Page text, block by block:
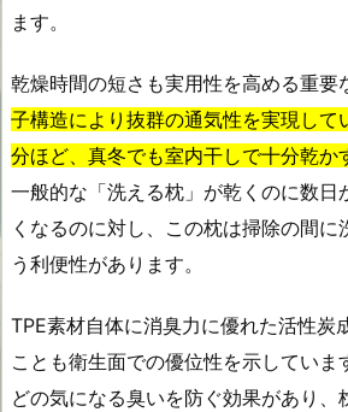
ます。
乾燥時間の短さも実用性を高める重要
子構造により抜群の通気性を実現して
分ほど、真冬でも室内干しで十分乾か
一般的な「洗える枕」が乾くのに数日
くなるのに対し、この枕は掃除の間に
う利便性があります。
TPE素材自体に消臭力に優れた活性炭
ことも衛生面での優位性を示していま
どの気になる臭いを防ぐ効果があり、